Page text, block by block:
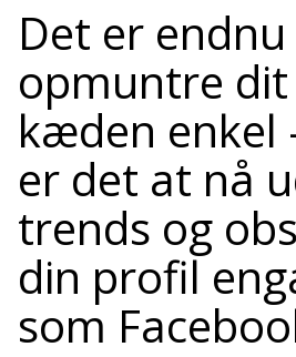
Det er
opmuntre
kæden enkel
er det at nå
trends og
din profil
som